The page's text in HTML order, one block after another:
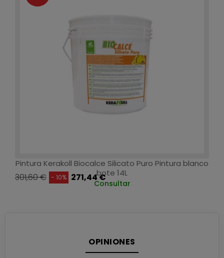
Pintura Kerakoll Biocalce Silicato Puro Pintura blanco
bote 14L
301,60 € - 10% 271,44 €
Consultar
OPINIONES